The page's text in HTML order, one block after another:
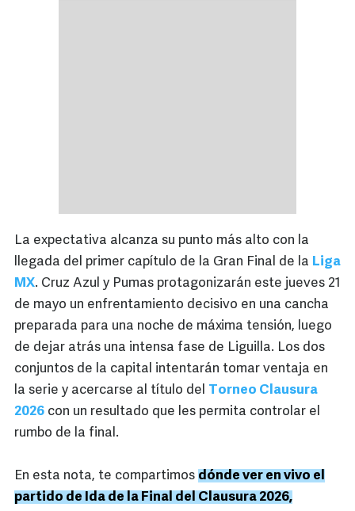
La expectativa alcanza su punto más alto con la
llegada del primer capítulo de la Gran Final de la Liga
MX. Cruz Azul y Pumas protagonizarán este jueves 21
de mayo un enfrentamiento decisivo en una cancha
preparada para una noche de máxima tensión, luego
de dejar atrás una intensa fase de Liguilla. Los dos
conjuntos de la capital intentarán tomar ventaja en
la serie y acercarse al título del Torneo Clausura
2026 con un resultado que les permita controlar el
rumbo de la final.
En esta nota, te compartimos dónde ver en vivo el
partido de Ida de la Final del Clausura 2026,